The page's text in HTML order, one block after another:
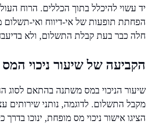
יד עשוי להיכלל בתוך הכללים. הרוח
הפחתת תופעות של אי-דיווח ואי-תשלום
חלה כבר בעת קבלת התשלום, ולא
הקביעה של שיעור ניכוי
שיעור הניכוי במס משתנה בהתאם לסוג
מקבל התשלום. לדוגמה, נותני שירותים
הציגו אישור ניכוי מס מופחת, ינוכו